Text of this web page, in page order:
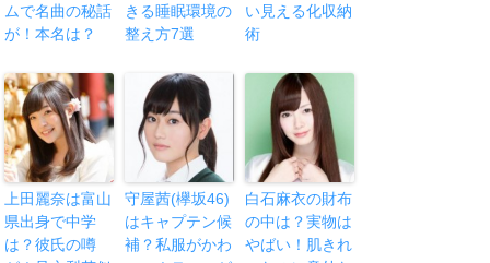
ムで名曲の秘話
が！本名は？
きる睡眠環境の
整え方7選
い見える化収納
術
上田麗奈は富山
県出身で中学
は？彼氏の噂
守屋茜(欅坂46)
はキャプテン候
補？私服がかわ
白石麻衣の財布
の中は？実物は
やばい！肌きれ